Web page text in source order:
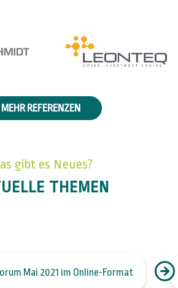
MEHR REFERENZEN
gibt es Neues?
THEMEN
Mai 2021 im Online-Format